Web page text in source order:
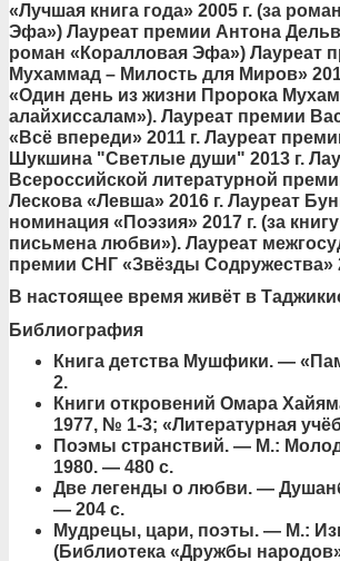
«Лучшая книга года» 2005 г. (за
Эфа») Лауреат премии Антона
роман «Коралловая Эфа») Лауреат
Мухаммад – Милость для Миров»
«Один день из жизни Пророка
алайхиссалам»). Лауреат премии
«Всё впереди» 2011 г. Лауреат
Шукшина "Светлые души" 2013 г.
Всероссийской литературной
Лескова «Левша» 2016 г. Лауреат
номинация «Поэзия» 2017 г. (за
письмена любви»). Лауреат
премии СНГ «Звёзды Содружества»
В настоящее время живёт в
Библиография
Книга детства Мушфики. —
2.
Книги откровений Омара
1977, № 1-3; «Литературная
Поэмы странствий. — М.:
1980. — 480 с.
Две легенды о любви. —
— 204 с.
Мудрецы, цари, поэты. — М.:
(Библиотека «Дружбы